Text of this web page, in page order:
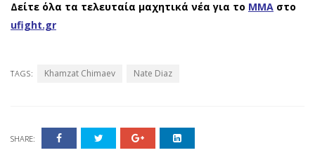
Δείτε όλα τα τελευταία μαχητικά νέα για το ΜΜΑ στο
ufight.gr
TAGS: Khamzat Chimaev Nate Diaz
SHARE: